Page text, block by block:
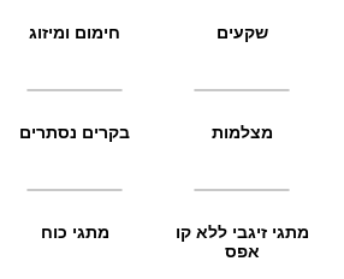
שקעים חימום ומיזוג
מצלמות בקרים נסתרים
מתגי זיגבי ללא קו
אפס
מתגי כוח